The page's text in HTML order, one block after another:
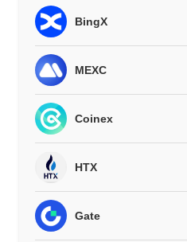
BingX
MEXC
Coinex
HTX
Gate